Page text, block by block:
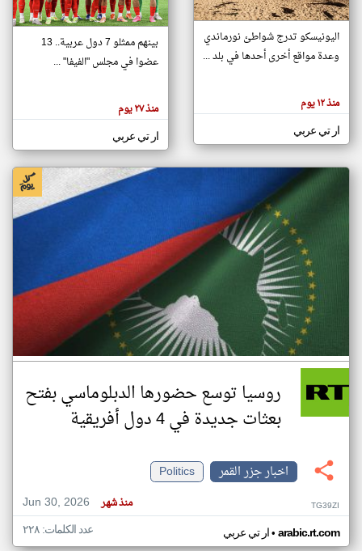
تغيير الدولة
اخبار جزر القمر على مدار الساعة
أهم اخبار جزر القمر العاجلة والمباشرة
هنا عن
وجهة
كاتبيها.
اليونيسكو تدرج شواطئ نورماندي
وعدة مواقع أخرى أحدها في بلد ...
منذ ١٢ يوم
ار تي عربي
بينهم ممثلو 7 دول عربية.. 13
عضوا في مجلس "الفيفا" ...
منذ ٢٧ يوم
ار تي عربي
روسيا توسع حضورها الدبلوماسي بفتح
بعثات جديدة في 4 دول أفريقية
اخبار جزر القمر
Politics
Jun 30, 2026
منذ شهر TG39ZI
ار تي عربي• arabic.rt.com عدد الكلمات: ٢٢٨
klyoum.com